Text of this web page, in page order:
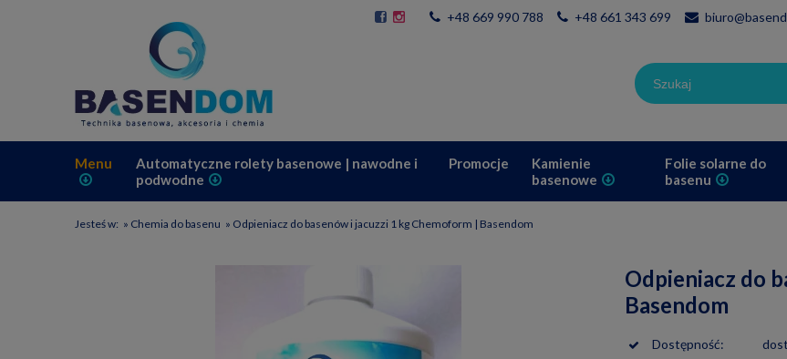
+48 669 990 788 +48 661 343 699
Menu
Automatyczne rolety basenowe | nawodne i
podwodne
Promocje
Kamienie
basenowe
Folie solarne do
basenu
Jesteś w: » Chemia do basenu » Odpieniacz do basenów i jacuzzi 1 kg Chemoform | Basendom
Odpieniacz do
Basendom
Dostępność: